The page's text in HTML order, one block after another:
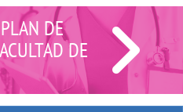
DE
DE